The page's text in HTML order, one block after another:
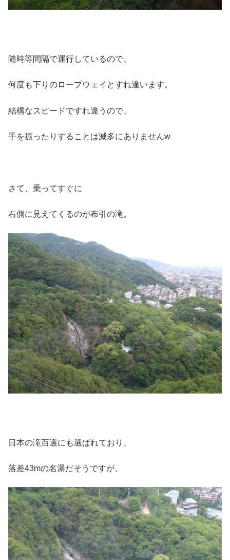
随時等間隔で運行しているので、
何度も下りのロープウェイとすれ違います。
結構なスピードですれ違うので、
手を振ったりすることは滅多にありませんw
さて、乗ってすぐに
右側に見えてくるのが布引の滝。
日本の滝百選にも選ばれており、
落差43mの名瀑だそうですが、